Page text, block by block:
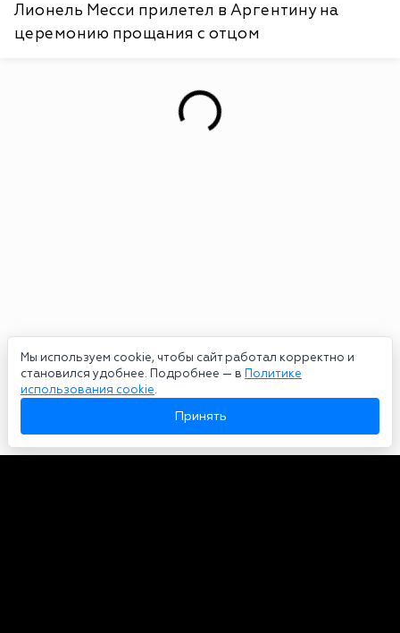
Мы используем cookie, чтобы сайт работал корректно и
становился удобнее. Подробнее — в Политике
использования cookie.
Принять
Лионель Месси прилетел в Аргентину на
церемонию прощания с отцом